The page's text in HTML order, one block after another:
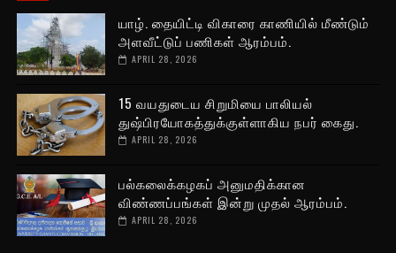
யாழ். தையிட்டி விகாரை காணியில் மீண்டும்
அளவீட்டுப் பணிகள் ஆரம்பம்.
APRIL 28, 2026
15 வயதுடைய சிறுமியை பாலியல்
துஷ்பிரயோகத்துக்குள்ளாகிய நபர் கைது.
APRIL 28, 2026
பல்கலைக்கழகப் அனுமதிக்கான
விண்ணப்பங்கள் இன்று முதல் ஆரம்பம்.
APRIL 28, 2026